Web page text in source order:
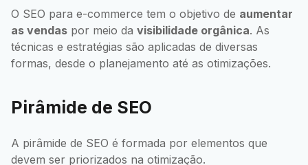
O SEO para e-commerce tem o objetivo de aumentar
as vendas por meio da visibilidade orgânica. As
técnicas e estratégias são aplicadas de diversas
formas, desde o planejamento até as otimizações.
Pirâmide de SEO
A pirâmide de SEO é formada por elementos que
devem ser priorizados na otimização.